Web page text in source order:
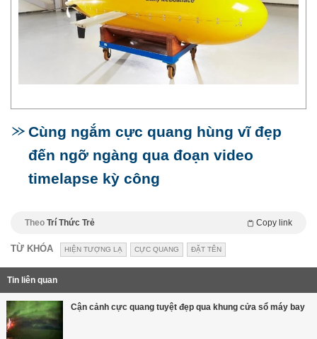
Cùng ngắm cực quang hùng vĩ đẹp
đến ngỡ ngàng qua đoạn video
timelapse kỳ công
Theo Trí Thức Trẻ Copy link
TỪ KHÓA HIỆN TƯỢNG LẠ CỰC QUANG ĐẶT TÊN
Tin liên quan
Cận cảnh cực quang tuyệt đẹp qua khung cửa sổ máy bay